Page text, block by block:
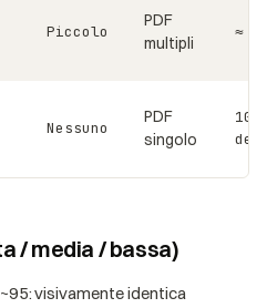
Piccolo
PDF
multipli
≈
Nessuno
PDF
singolo
/ media / bassa)
visivamente identica